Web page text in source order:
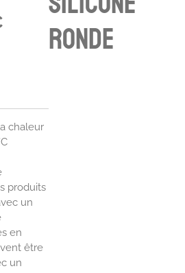
ronde
chaleur
produits
un
en
être
un